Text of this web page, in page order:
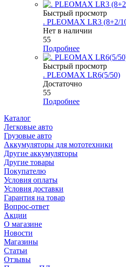
Быстрый просмотр
. PLEOMAX LR3 (8+2/
Нет в наличии
55
Подробнее
Быстрый просмотр
. PLEOMAX LR6(5/50)
Достаточно
55
Подробнее
Каталог
Легковые авто
Грузовые авто
Аккумуляторы для мототехники
Другие аккумуляторы
Другие товары
Покупателю
Условия оплаты
Условия доставки
Гарантия на товар
Вопрос-ответ
Акции
О магазине
Новости
Магазины
Статьи
Отзывы